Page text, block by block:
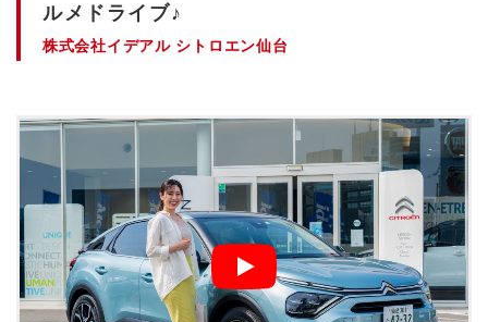
ルメドライブ♪
株式会社イデアル シトロエン仙台